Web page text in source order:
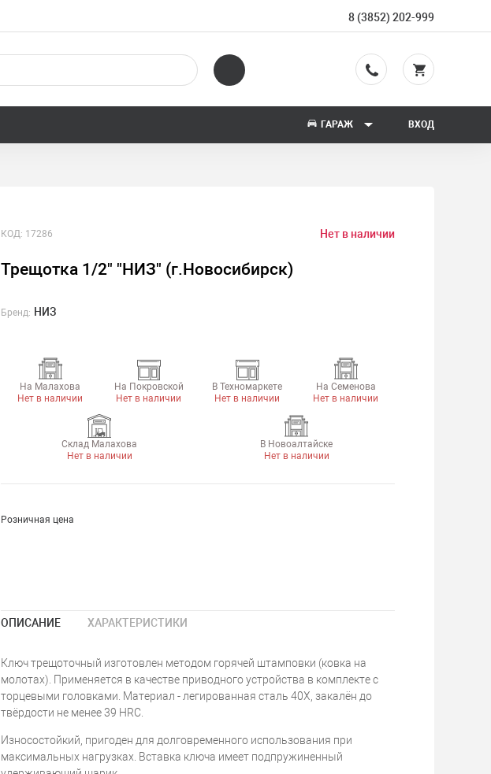
8 (3852) 202-999
ГАРАЖ ВХОД
КОД: 17286 Нет в наличии
Трещотка 1/2" "НИЗ" (г.Новосибирск)
Бренд: НИЗ
На Малахова
Нет в наличии
На Покровской
Нет в наличии
В Техномаркете
Нет в наличии
На Семенова
Нет в наличии
Склад Малахова
Нет в наличии
В Новоалтайске
Нет в наличии
Розничная цена
ОПИСАНИЕ ХАРАКТЕРИСТИКИ
Ключ трещоточный изготовлен методом горячей штамповки (ковка на
молотах). Применяется в качестве приводного устройства в комплекте с
торцевыми головками. Материал - легированная сталь 40Х, закалён до
твёрдости не менее 39 HRC.
Износостойкий, пригоден для долговременного использования при
максимальных нагрузках. Вставка ключа имеет подпружиненный